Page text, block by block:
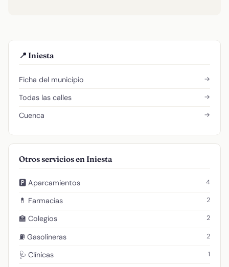
📍 Iniesta
Ficha del municipio →
Todas las calles →
Cuenca →
Otros servicios en Iniesta
🅿️ Aparcamientos 4
💊 Farmacias 2
🏫 Colegios 2
⛽ Gasolineras 2
🩺 Clínicas 1